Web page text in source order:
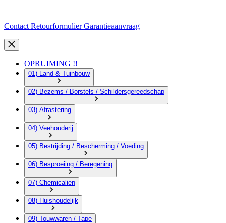
Contact RetourformulierGarantieaanvraag
OPRUIMING !!
01) Land-& Tuinbouw
02) Bezems / Borstels / Schildersgereedschap
03) Afrastering
04) Veehouderij
05) Bestrijding / Bescherming / Voeding
06) Besproeiing / Beregening
07) Chemicalien
08) Huishoudelijk
09) Touwwaren / Tape